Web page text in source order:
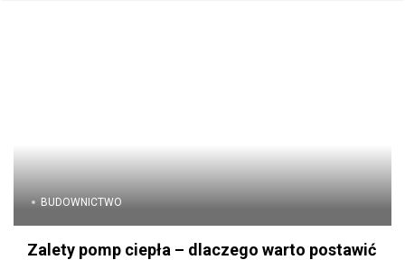
BUDOWNICTWO
Zalety pomp ciepła – dlaczego warto postawić